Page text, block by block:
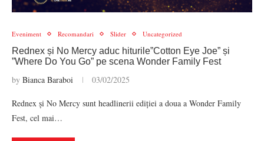
Eveniment Recomandari Slider Uncategorized
Rednex și No Mercy aduc hiturile”Cotton Eye Joe” și
”Where Do You Go” pe scena Wonder Family Fest
by Bianca Baraboi 03/02/2025
Rednex și No Mercy sunt headlinerii ediției a doua a Wonder Family
Fest, cel mai…